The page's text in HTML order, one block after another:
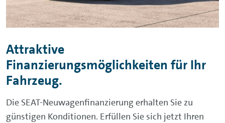
Attraktive
Finanzierungsmöglichkeiten für Ihr
Fahrzeug.
Die SEAT-Neuwagenfinanzierung erhalten Sie zu
günstigen Konditionen. Erfüllen Sie sich jetzt Ihren